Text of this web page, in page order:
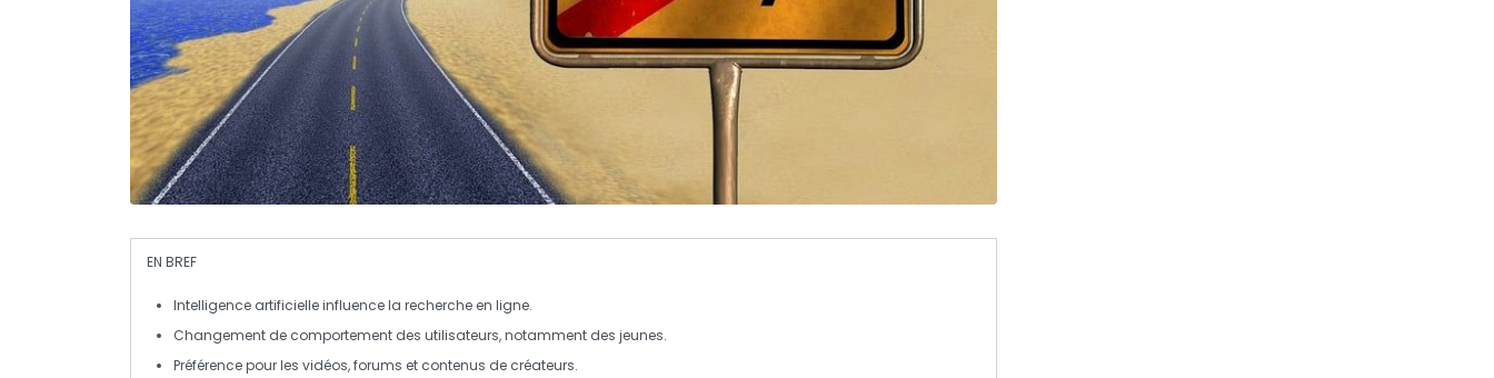
EN BREF
Intelligence artificielleinfluence la recherche en ligne.
Changement de comportement des utilisateurs, notamment des jeunes.
Préférence pour les vidéos,forums et contenus de créateurs.